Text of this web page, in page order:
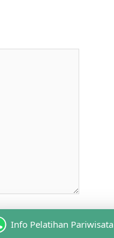
Info Pelatihan Pariwisata